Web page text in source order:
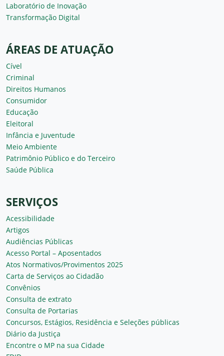
Laboratório de Inovação
Transformação Digital
ÁREAS DE ATUAÇÃO
Cível
Criminal
Direitos Humanos
Consumidor
Educação
Eleitoral
Infância e Juventude
Meio Ambiente
Patrimônio Público e do Terceiro
Saúde Pública
SERVIÇOS
Acessibilidade
Artigos
Audiências Públicas
Acesso Portal – Aposentados
Atos Normativos/Provimentos 2025
Carta de Serviços ao Cidadão
Convênios
Consulta de extrato
Consulta de Portarias
Concursos, Estágios, Residência e Seleções públicas
Diário da Justiça
Encontre o MP na sua Cidade